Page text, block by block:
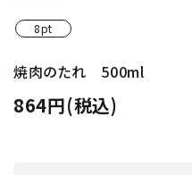
8pt
焼肉のたれ 500ml
864円(税込)